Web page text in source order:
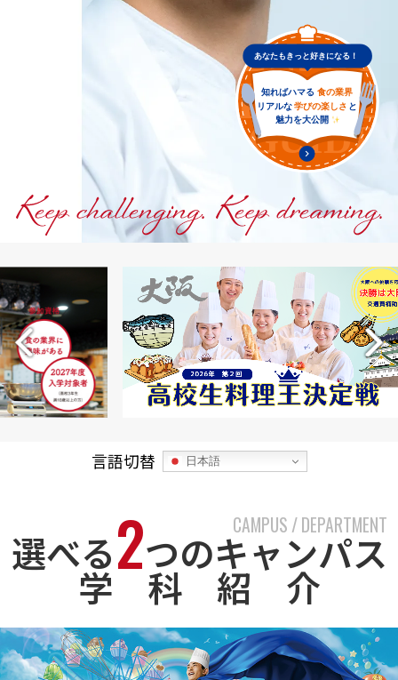
言語切替 日本語
選べる2つのキャンパス
学 科 紹 介
CAMPUS / DEPARTMENT